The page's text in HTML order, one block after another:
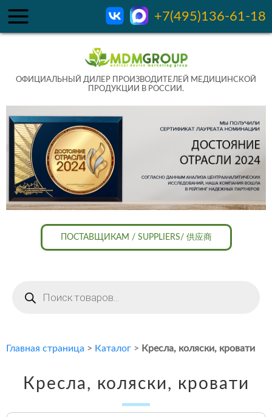
+7(495)136-61-18
ОФИЦИАЛЬНЫЙ ДИЛЕР ПРОИЗВОДИТЕЛЕЙ МЕДИЦИНСКОЙ
ПРОДУКЦИИ В РОССИИ.
ПОСТАВЩИКАМ / SUPPLIERS/ 供应商
товаров
Главная страница > Каталог > Кресла, коляски, кровати
Кресла, коляски, кровати